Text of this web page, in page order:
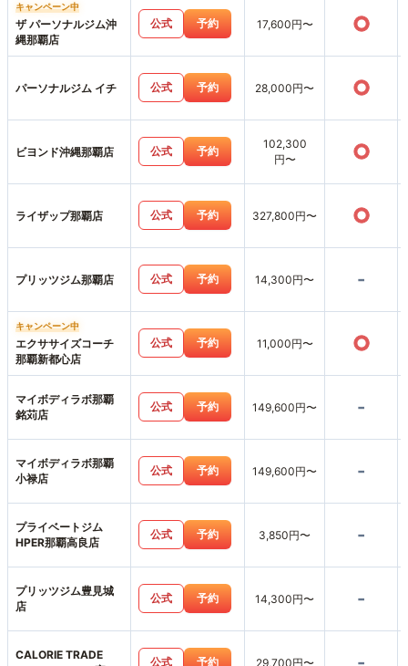
キャンペーン中
ザ パーソナルジム沖
縄那覇店
公式 予約 17,600円〜 ○
パーソナルジム イチ 公式 予約 28,000円〜 ○
ビヨンド沖縄那覇店 公式 予約
102,300
円〜
○
ライザップ那覇店 公式 予約 327,800円〜 ○
プリッツジム那覇店 公式 予約 14,300円〜 -
キャンペーン中
エクササイズコーチ
那覇新都心店
公式 予約 11,000円〜 ○
マイボディラボ那覇
銘苅店
公式 予約 149,600円〜 -
マイボディラボ那覇
小禄店
公式 予約 149,600円〜 -
プライベートジム
HPER那覇高良店
公式 予約 3,850円〜 -
プリッツジム豊見城
店
公式 予約 14,300円〜 -
CALORIE TRADE
公式 予約 29,700円〜